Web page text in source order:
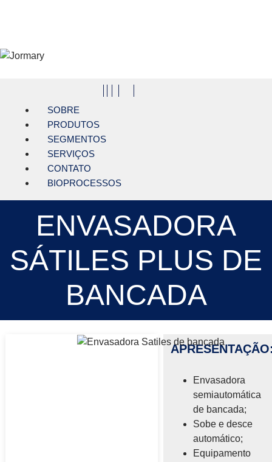
SOBRE
PRODUTOS
SEGMENTOS
SERVIÇOS
CONTATO
BIOPROCESSOS
ENVASADORA
SÁTILES PLUS DE
BANCADA
Envasadora
semiautomática
de bancada;
Sobe e desce
automático;
Equipamento